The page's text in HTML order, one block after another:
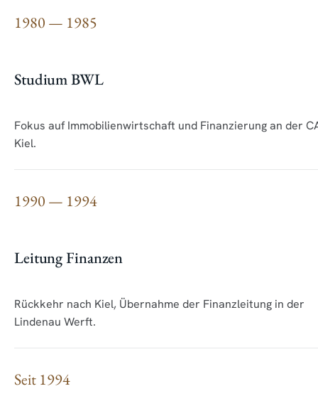
1980 — 1985
Studium BWL
Fokus auf Immobilienwirtschaft und Finanzierung an der
Kiel.
1990 — 1994
Leitung Finanzen
Rückkehr nach Kiel, Übernahme der Finanzleitung in der
Lindenau Werft.
Seit 1994